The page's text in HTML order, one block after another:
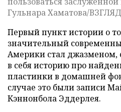
Гульнара Хаматова/
Первый пункт истории о
значительный
Америки стал джазменом,
в себя историю про
пластинки в домашней
случае это были записи
Кэннонбола Эддерлея.